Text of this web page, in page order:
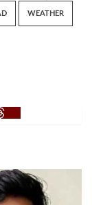
WEATHER